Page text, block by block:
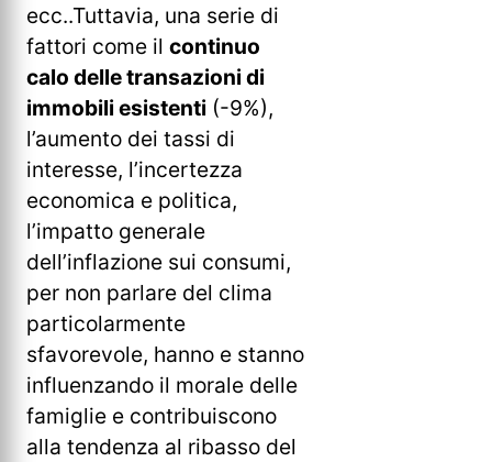
ecc..Tuttavia, una serie di
fattori come il continuo
calo delle transazioni di
immobili esistenti (-9%),
l’aumento dei tassi di
interesse, l’incertezza
economica e politica,
l’impatto generale
dell’inflazione sui consumi,
per non parlare del clima
particolarmente
sfavorevole, hanno e stanno
influenzando il morale delle
famiglie e contribuiscono
alla tendenza al ribasso del